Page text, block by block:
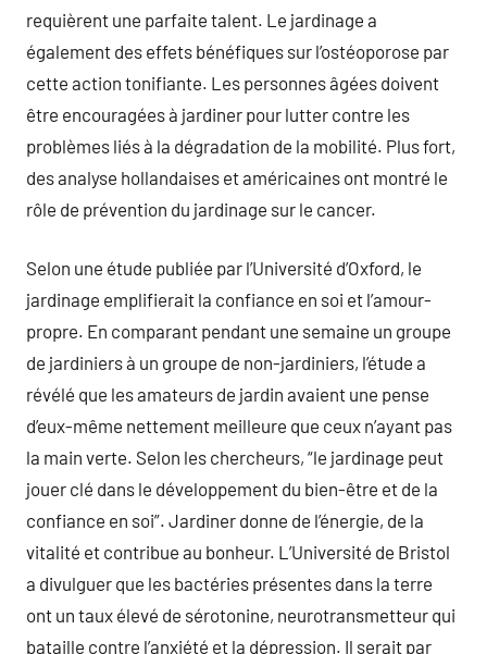
requièrent une parfaite talent. Le jardinage a
également des effets bénéfiques sur l’ostéoporose par
cette action tonifiante. Les personnes âgées doivent
être encouragées à jardiner pour lutter contre les
problèmes liés à la dégradation de la mobilité. Plus fort,
des analyse hollandaises et américaines ont montré le
rôle de prévention du jardinage sur le cancer.
Selon une étude publiée par l’Université d’Oxford, le
jardinage emplifierait la confiance en soi et l’amour-
propre. En comparant pendant une semaine un groupe
de jardiniers à un groupe de non-jardiniers, l’étude a
révélé que les amateurs de jardin avaient une pense
d’eux-même nettement meilleure que ceux n’ayant pas
la main verte. Selon les chercheurs, “le jardinage peut
jouer clé dans le développement du bien-être et de la
confiance en soi”. Jardiner donne de l’énergie, de la
vitalité et contribue au bonheur. L’Université de Bristol
a divulguer que les bactéries présentes dans la terre
ont un taux élevé de sérotonine, neurotransmetteur qui
bataille contre l’anxiété et la dépression. Il serait par